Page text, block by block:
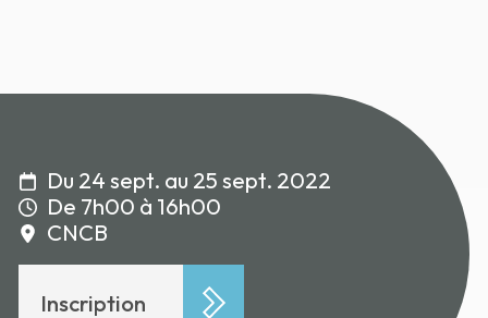
Du 24 sept. au 25 sept. 2022
De 7h00 à 16h00
CNCB
Inscription